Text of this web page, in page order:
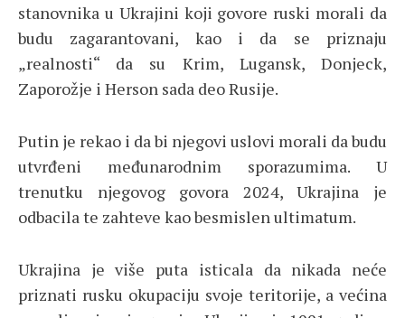
stanovnika u Ukrajini koji govore ruski morali da
budu zagarantovani, kao i da se priznaju
„realnosti“ da su Krim, Lugansk, Donjeck,
Zaporožje i Herson sada deo Rusije.
Putin je rekao i da bi njegovi uslovi morali da budu
utvrđeni međunarodnim sporazumima. U
trenutku njegovog govora 2024, Ukrajina je
odbacila te zahteve kao besmislen ultimatum.
Ukrajina je više puta isticala da nikada neće
priznati rusku okupaciju svoje teritorije, a većina